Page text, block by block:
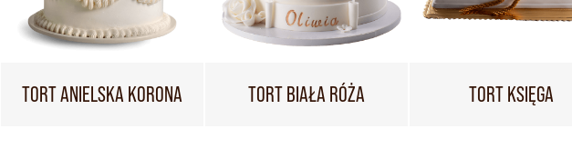
TORT ANIELSKA KORONA TORT BIAŁA RÓŻA TORT KSIĘGA